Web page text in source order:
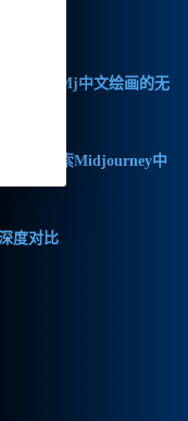
？探索Mj中文绘画的无
署？探索Midjourney中
度对比